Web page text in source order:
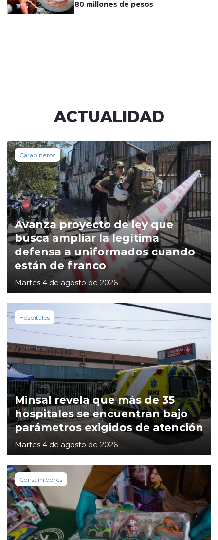
80 millones de pesos
ACTUALIDAD
Carabineros
Avanza proyecto de ley que
busca ampliar la legítima
defensa a uniformados cuando
están de franco
Martes 4 de agosto de 2026
Hospitales
Minsal revela que más de 35
hospitales se encuentran bajo
parámetros exigidos de atención
Martes 4 de agosto de 2026
Consumidores